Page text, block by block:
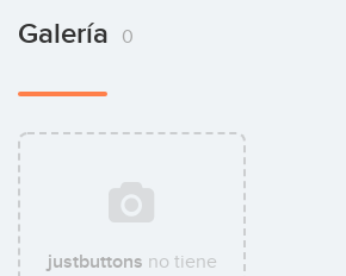
Galería 0
justbuttons no tiene